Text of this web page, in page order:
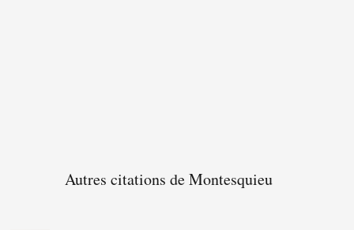
Autres citations de Montesquieu